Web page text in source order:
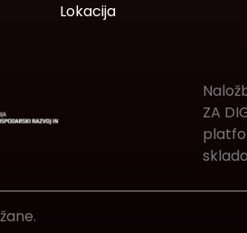
Lokacija
ZA